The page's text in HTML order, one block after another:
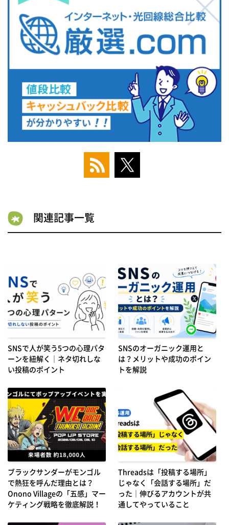
関連記事一覧
SNSで人が笑う5つの心理パタ
ーンを紐解く｜ネタ切れしな
い投稿のポイント
SNSのオーガニック運用と
は？メリットや成功のポイン
トを解説
ブラックサンダーがモンゴル
で熱狂を呼んだ理由とは？
Onono Villageの「五感」マー
ケティング戦略を徹底解説！
Threadsは「投稿する場所」
じゃなく「会話する場所」だ
った｜伸びるアカウントが共
通してやっていること